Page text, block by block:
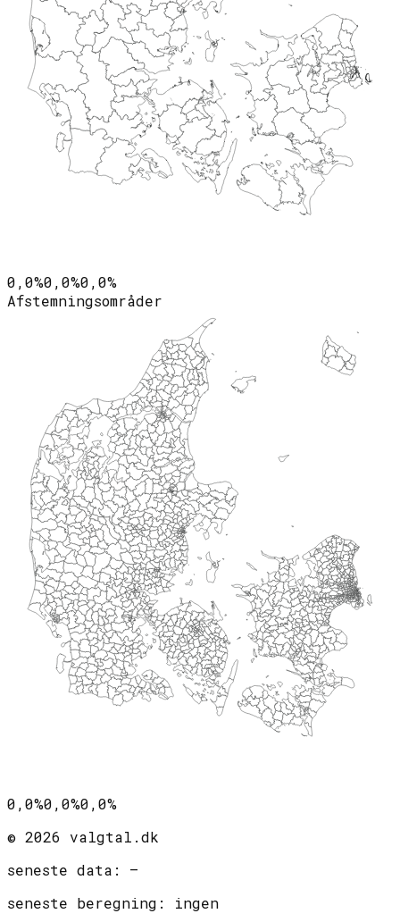
0,0%0,0%0,0%
Afstemningsområder
0,0%0,0%0,0%
© 2026 valgtal.dk
seneste data: —
seneste beregning: ingen